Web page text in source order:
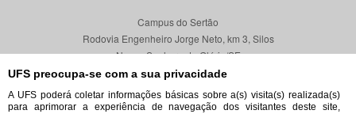
UFS preocupa-se com a sua privacidade
A UFS poderá coletar informações básicas sobre a(s) visita(s) realizada(s)
para aprimorar a experiência de navegação dos visitantes deste site,
Campus do Sertão
Rodovia Engenheiro Jorge Neto, km 3, Silos
Nossa Senhora da Glória/SE
CEP 49680-000
Localização